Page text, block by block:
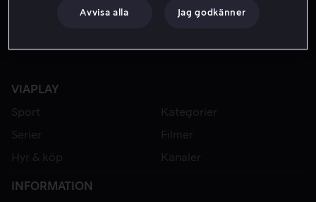
VIAPLAY
Sport
Kategorier
Serier
Filmer
Hyr & köp
Kanaler
INFORMATION
Avvisa alla Jag godkänner